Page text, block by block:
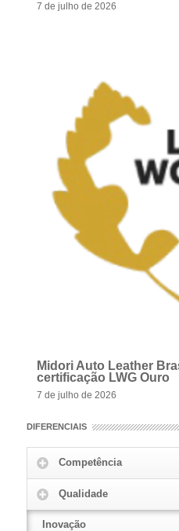
READ MORE
7 de julho de 2026
READ MORE
Midori Auto Leather
certificação LWG Ouro
7 de julho de 2026
DIFERENCIAIS
Competência
Qualidade
Inovação